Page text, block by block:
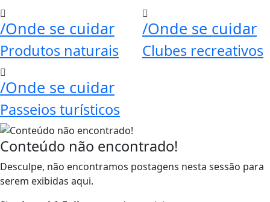
/Onde se cuidar
Produtos naturais
/Onde se cuidar
Clubes recreativos
/Onde se cuidar
Passeios turísticos
Conteúdo não encontrado!
Desculpe, não encontramos postagens nesta sessão para
serem exibidas aqui.